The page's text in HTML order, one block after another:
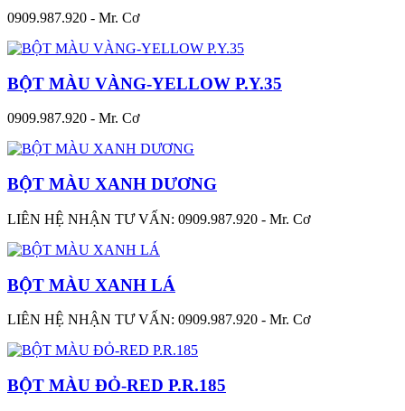
0909.987.920 - Mr. Cơ
BỘT MÀU VÀNG-YELLOW P.Y.35
0909.987.920 - Mr. Cơ
BỘT MÀU XANH DƯƠNG
LIÊN HỆ NHẬN TƯ VẤN: 0909.987.920 - Mr. Cơ
BỘT MÀU XANH LÁ
LIÊN HỆ NHẬN TƯ VẤN: 0909.987.920 - Mr. Cơ
BỘT MÀU ĐỎ-RED P.R.185